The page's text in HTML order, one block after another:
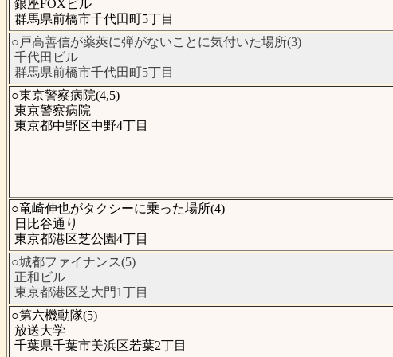
銀座FOXビル
群馬県前橋市千代田町5丁目
○戸高善信が薬莢に弾がないことに気付いた場所(3)
千代田ビル
群馬県前橋市千代田町5丁目
○東京警察病院(4,5)
東京警察病院
東京都中野区中野4丁目
○竜崎伸也がタクシーに乗った場所(4)
日比谷通り
東京都港区芝公園4丁目
○城都ファイナンス(5)
正和ビル
東京都港区芝大門1丁目
○第六機動隊(5)
放送大学
千葉県千葉市美浜区若葉2丁目